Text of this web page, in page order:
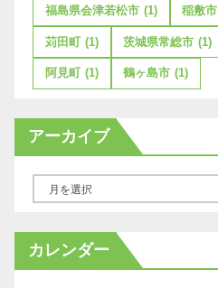
福島県会津若松市 (1) 稲敷市
苅田町 (1) 茨城県常総市 (1)
阿見町 (1) 鶴ヶ島市 (1)
アーカイブ
カ
イ
カレンダー